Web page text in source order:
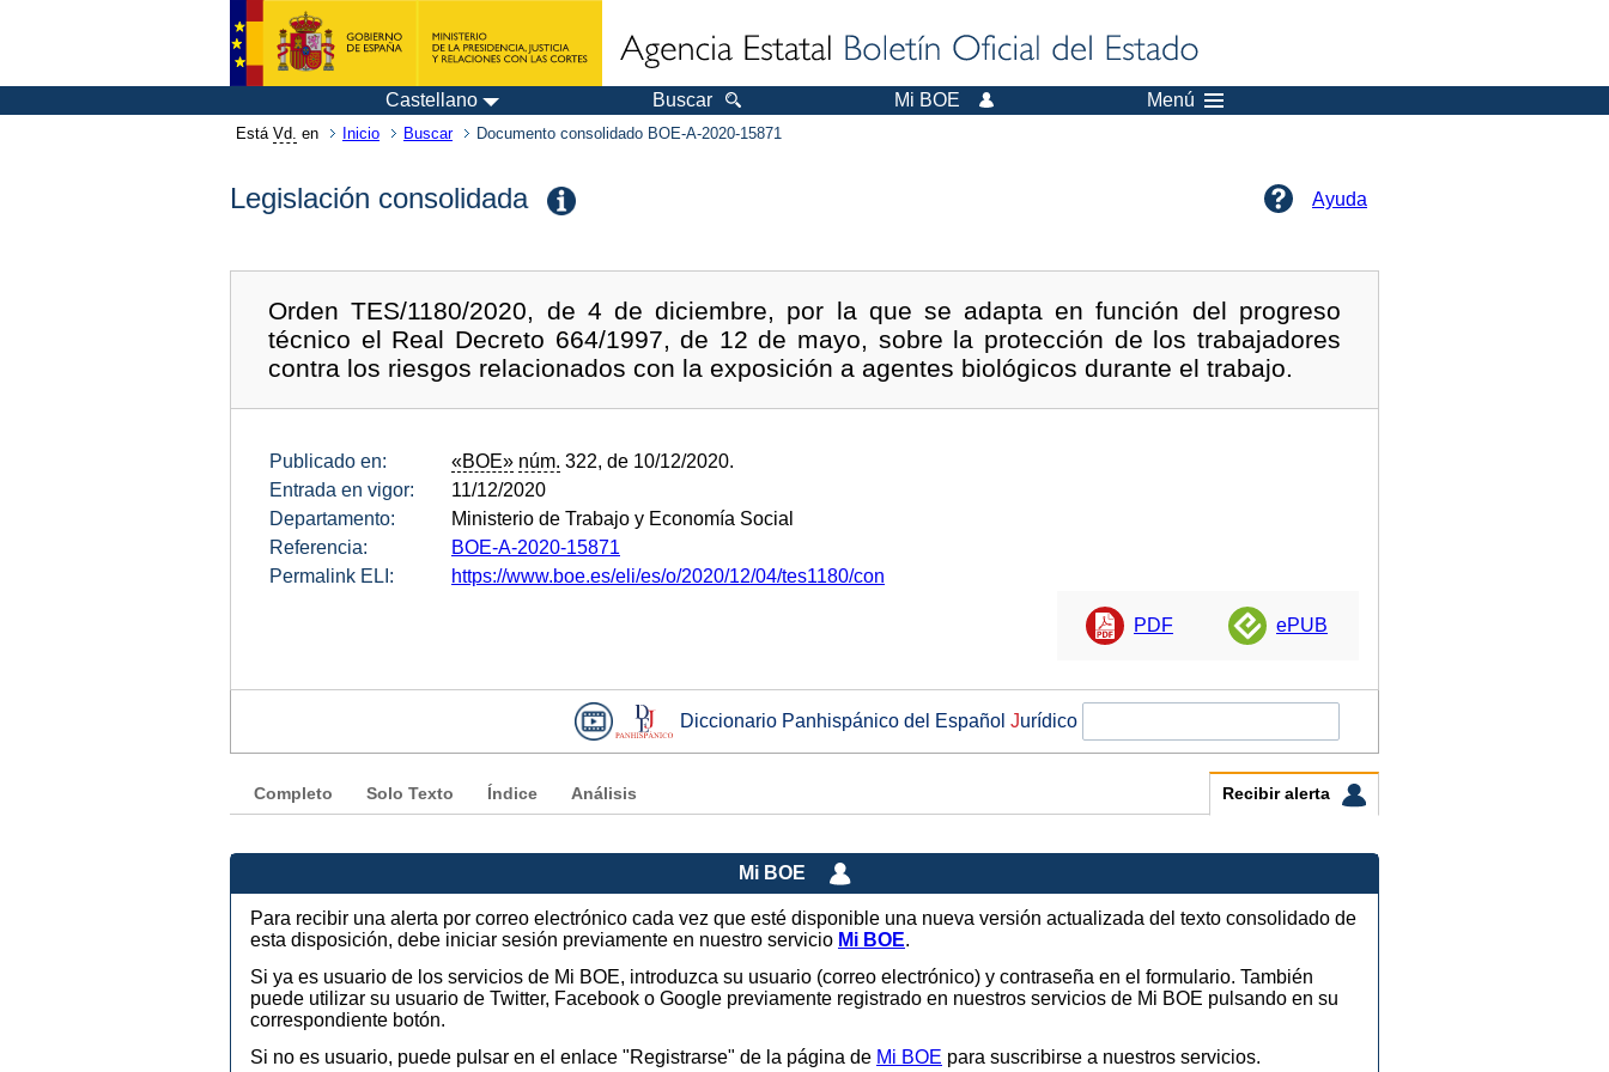
Castellano Buscar Mi BOE Menú
Está Vd. en Inicio Buscar Documento consolidado BOE-A-2020-15871
Legislación consolidada Ayuda
Orden TES/1180/2020, de 4 de diciembre, por la que se adapta en función del progreso
técnico el Real Decreto 664/1997, de 12 de mayo, sobre la protección de los trabajadores
contra los riesgos relacionados con la exposición a agentes biológicos durante el trabajo.
Publicado en: «BOE» núm. 322, de 10/12/2020.
Entrada en vigor:
11/12/2020
Departamento:
Ministerio de Trabajo y Economía Social
Referencia:
BOE-A-2020-15871
Permalink ELI:
https://www.boe.es/eli/es/o/2020/12/04/tes1180/con
PDF ePUB
Diccionario Panhispánico del Español Jurídico
Completo Solo Texto Índice Análisis Recibir alerta
Mi BOE
Para recibir una alerta por correo electrónico cada vez que esté disponible una nueva versión actualizada del texto consolidado de
esta disposición, debe iniciar sesión previamente en nuestro servicio Mi BOE.
Si ya es usuario de los servicios de Mi BOE, introduzca su usuario (correo electrónico) y contraseña en el formulario. También
puede utilizar su usuario de Twitter, Facebook o Google previamente registrado en nuestros servicios de Mi BOE pulsando en su
correspondiente botón.
Si no es usuario, puede pulsar en el enlace "Registrarse" de la página de Mi BOE para suscribirse a nuestros servicios.